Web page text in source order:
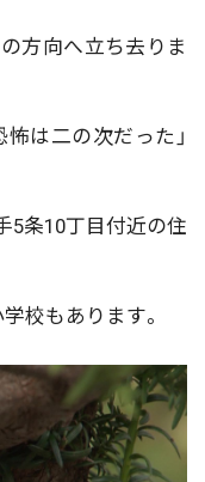
方向へ立ち去りま
怖は二の次だった」
5条10丁目付近の住
校もあります。